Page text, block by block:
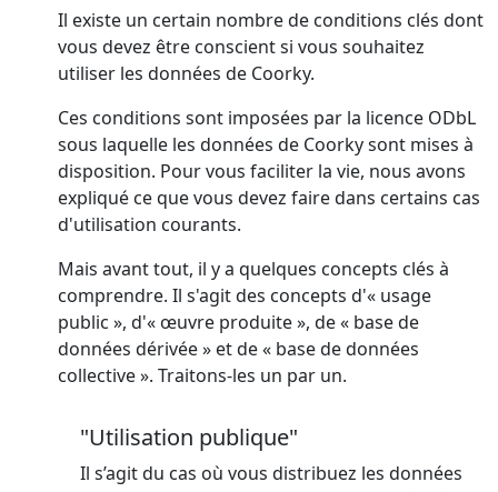
Il existe un certain nombre de conditions clés dont
vous devez être conscient si vous souhaitez
utiliser les données de Coorky.
Ces conditions sont imposées par la licence ODbL
sous laquelle les données de Coorky sont mises à
disposition. Pour vous faciliter la vie, nous avons
expliqué ce que vous devez faire dans certains cas
d'utilisation courants.
Mais avant tout, il y a quelques concepts clés à
comprendre. Il s'agit des concepts d'« usage
public », d'« œuvre produite », de « base de
données dérivée » et de « base de données
collective ». Traitons-les un par un.
"Utilisation publique"
Il s’agit du cas où vous distribuez les données